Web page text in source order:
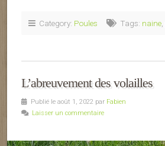
Category: Poules Tags: naine
L’abreuvement des volailles
Publié le août 1, 2022 par Fabien
Laisser un commentaire